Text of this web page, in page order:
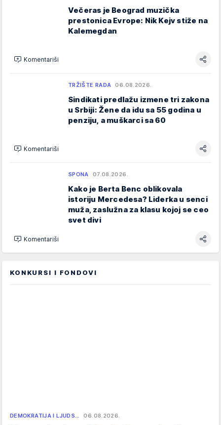
Večeras je Beograd muzička
prestonica Evrope: Nik Kejv stiže na
Kalemegdan
Komentariši
TRŽIŠTE RADA 06.08.2026.
Sindikati predlažu izmene tri zakona
u Srbiji: Žene da idu sa 55 godina u
penziju, a muškarci sa 60
Komentariši
SPONA 07.08.2026.
Kako je Berta Benc oblikovala
istoriju Mercedesa? Liderka u senci
muža, zaslužna za klasu kojoj se ceo
svet divi
Komentariši
KONKURSI I FONDOVI
DEMOKRATIJA I LJUDS… 06.08.2026.